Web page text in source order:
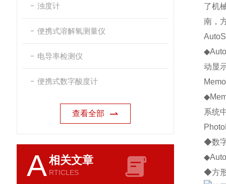
浊度计
便携式溶解氧测量仪
电导率检测仪
便携式数字酸度计
查看全部
A相关文章
RTICLES
了机
南，
◆
动显
◆
系统
◆数
◆
◆方